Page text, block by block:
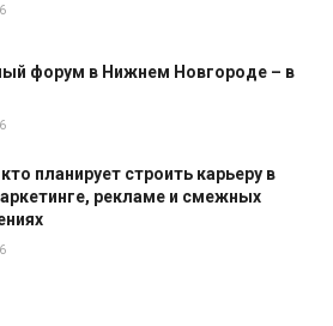
форум в Нижнем Новгороде – в
планирует строить карьеру в
рекламе и смежных